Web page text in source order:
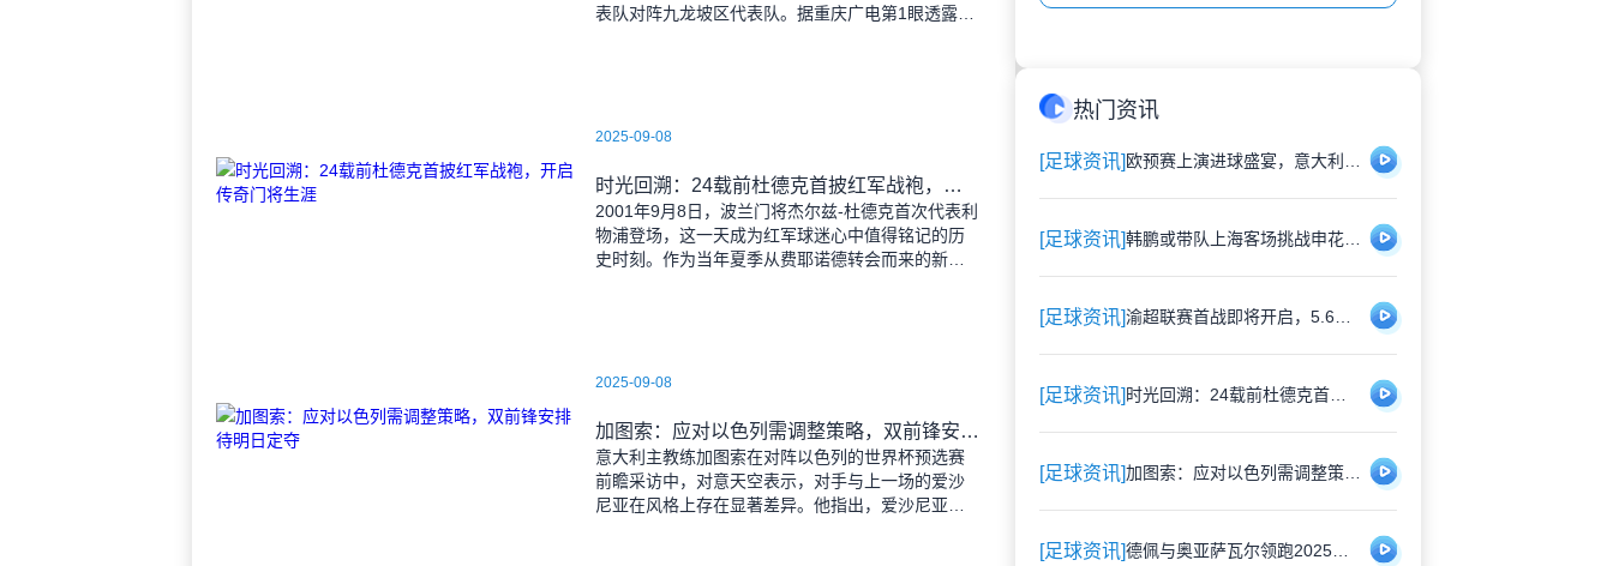
表队对阵九龙坡区代表队。据重庆广电第1眼透露，
2025-09-08
时光回溯：24载前杜德克首披红军战袍，开启传奇门将生涯
2001年9月8日，波兰门将杰尔兹-杜德克首次代表利
物浦登场，这一天成为红军球迷心中值得铭记的历
史时刻。作为当年夏季从费耶诺德转会而来的新
2025-09-08
加图索：应对以色列需调整策略，双前锋安排待明日定夺
意大利主教练加图索在对阵以色列的世界杯预选赛
前瞻采访中，对意天空表示，对手与上一场的爱沙
尼亚在风格上存在显著差异。他指出，爱沙尼亚更
热门资讯
[足球资讯]
[足球资讯]
[足球资讯]
[足球资讯]
[足球资讯]
[足球资讯]